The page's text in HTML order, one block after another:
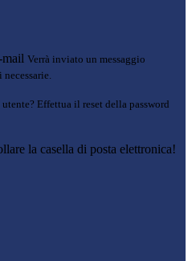
Verrà inviato un messaggio
Effettua il reset della password
la casella di posta elettronica!